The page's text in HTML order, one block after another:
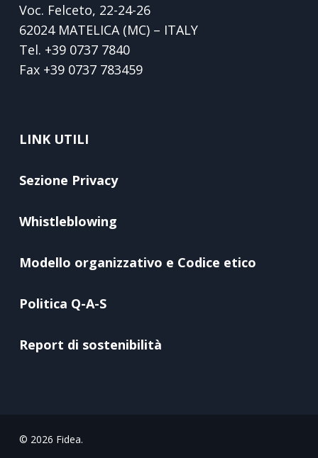
Voc. Felceto, 22-24-26
62024 MATELICA (MC) – ITALY
Tel. +39 0737 7840
Fax +39 0737 783459
LINK UTILI
Sezione Privacy
Whistleblowing
Modello organizzativo e Codice etico
Politica Q-A-S
Report di sostenibilità
© 2026 Fidea.